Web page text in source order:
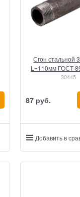
Сгон стальной
L=110мм ГОСТ
30445
87 руб.
Добавить в